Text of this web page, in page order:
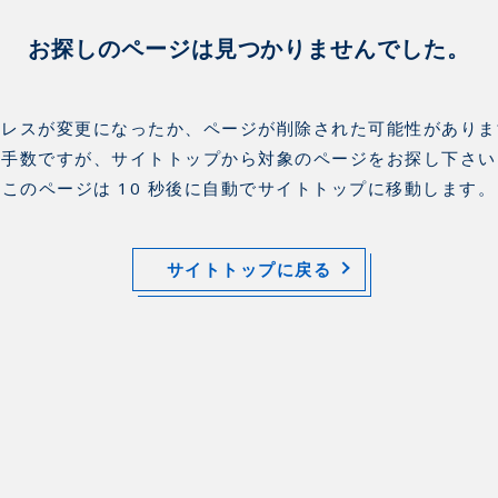
お探しのページは見つかりませんでした。
スが変更になったか、ページが削除された可能性があり
数ですが、サイトトップから対象のページをお探し下さ
このページは 10 秒後に自動でサイトトップに移動します。
サイトトップに戻る